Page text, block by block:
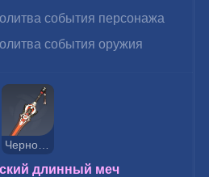
события персонажа
события оружия
Черногорский длинный меч
длинный меч